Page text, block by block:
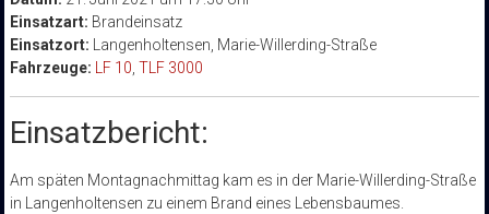
Einsatzart: Brandeinsatz
Einsatzort: Langenholtensen, Marie-Willerding-Straße
Fahrzeuge:
LF 10 TLF 3000
Einsatzbericht:
Am späten Montagnachmittag kam es in der Marie-Willerding-Straße
in Langenholtensen zu einem Brand eines Lebensbaumes.